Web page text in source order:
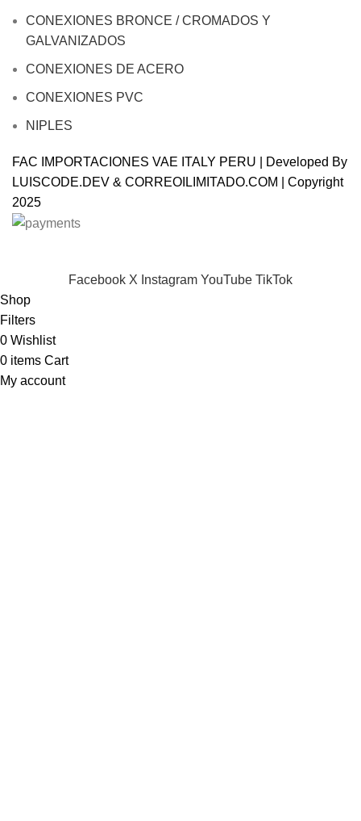
CONEXIONES BRONCE / CROMADOS Y
GALVANIZADOS
CONEXIONES DE ACERO
CONEXIONES PVC
NIPLES
FAC IMPORTACIONES VAE ITALY PERU | Developed By
LUISCODE.DEV & CORREOILIMITADO.COM
| Copyright
2025
Facebook X Instagram YouTube TikTok
Shop
Filters
0 Wishlist
0 items Cart
My account